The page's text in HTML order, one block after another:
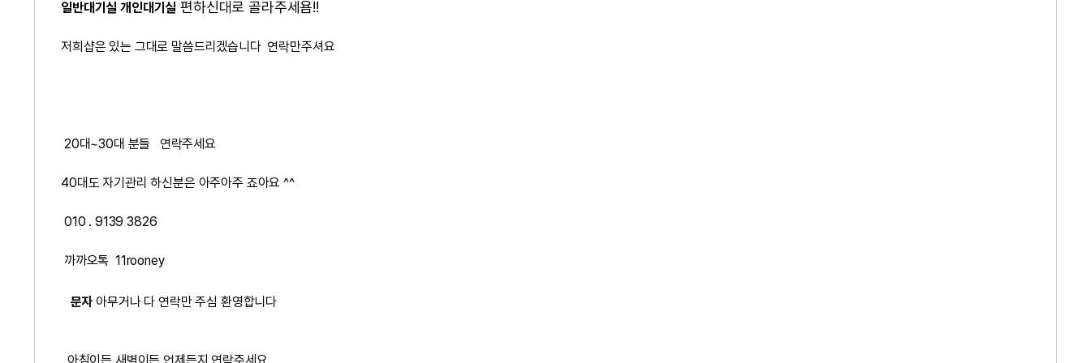
일반대기실 개인대기실 편하신대로 골라주세욤!!
저희샵은 있는 그대로 말씀드리겠습니다 연락만주셔요
20대~30대 분들 연락주세요
40대도 자기관리 하신분은 아주아주 죠아요 ^^
010 . 9139 3826
까까오톡 11rooney
문자 아무거나 다 연락만 주심 환영합니다